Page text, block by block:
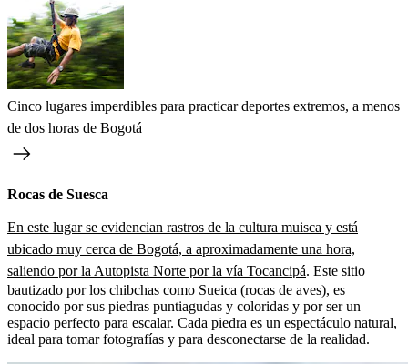
Cinco lugares imperdibles para practicar deportes extremos, a menos
de dos horas de Bogotá
Rocas de Suesca
En este lugar se evidencian rastros de la cultura muisca y está
ubicado muy cerca de Bogotá, a aproximadamente una hora,
saliendo por la Autopista Norte por la vía Tocancipá. Este sitio
bautizado por los chibchas como Sueica (rocas de aves), es
conocido por sus piedras puntiagudas y coloridas y por ser un
espacio perfecto para escalar. Cada piedra es un espectáculo natural,
ideal para tomar fotografías y para desconectarse de la realidad.